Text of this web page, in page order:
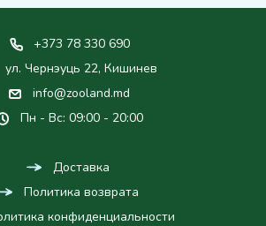
+373 78 330 690
ул. Чернэуць 22, Кишинев
info@zooland.md
Пн - Вс: 09:00 - 20:00
Доставка
Политика возврата
конфиденциальности